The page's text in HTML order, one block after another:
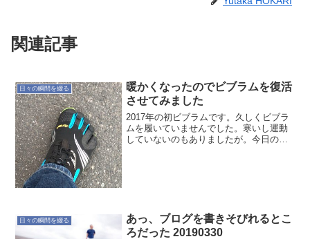
関連記事
日々の瞬間を綴る
暖かくなったのでビブラムを復活
させてみました
2017年の初ビブラムです。久しくビブラ
ムを履いていませんでした。寒いし運動
していないのもありましたが。今日の夕
日々の瞬間を綴る
あっ、ブログを書きそびれるとこ
ろだった 20190330